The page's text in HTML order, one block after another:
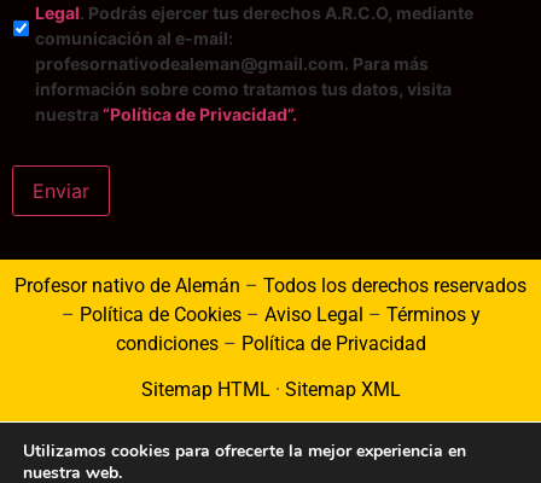
Legal. Podrás ejercer tus derechos A.R.C.O, mediante
comunicación al e-mail:
profesornativodealeman@gmail.com. Para más
información sobre como tratamos tus datos, visita
nuestra “Política de Privacidad”.
Enviar
Profesor nativo de Alemán – Todos los derechos reservados
– Política de Cookies– Aviso Legal – Términos y
condiciones– Política de Privacidad
Sitemap HTML· Sitemap XML
Utilizamos cookies para ofrecerte la mejor experiencia en
nuestra web.